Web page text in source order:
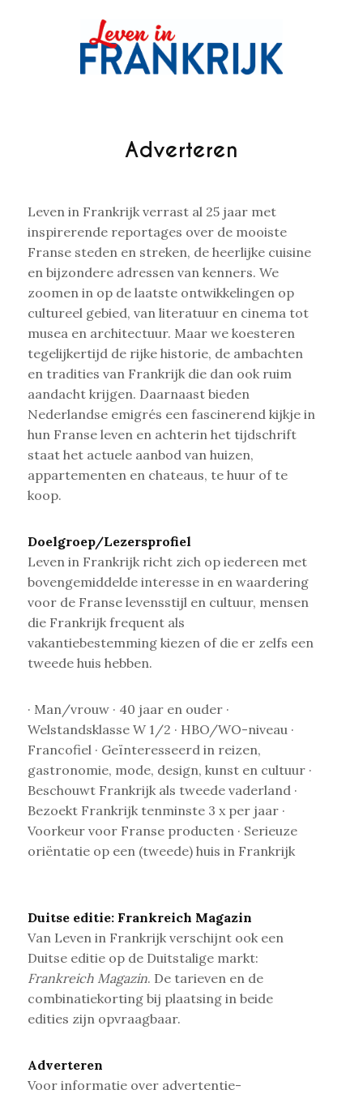
Adverteren
Leven in Frankrijk verrast al 25 jaar met
inspirerende reportages over de mooiste
Franse steden en streken, de heerlijke cuisine
en bijzondere adressen van kenners. We
zoomen in op de laatste ontwikkelingen op
cultureel gebied, van literatuur en cinema tot
musea en architectuur. Maar we koesteren
tegelijkertijd de rijke historie, de ambachten
en tradities van Frankrijk die dan ook ruim
aandacht krijgen. Daarnaast bieden
Nederlandse emigrés een fascinerend kijkje in
hun Franse leven en achterin het tijdschrift
staat het actuele aanbod van huizen,
appartementen en chateaus, te huur of te
koop.
Doelgroep/Lezersprofiel
Leven in Frankrijk richt zich op iedereen met
bovengemiddelde interesse in en waardering
voor de Franse levensstijl en cultuur, mensen
die Frankrijk frequent als
vakantiebestemming kiezen of die er zelfs een
tweede huis hebben.
· Man/vrouw · 40 jaar en ouder ·
Welstandsklasse W 1/2 · HBO/WO-niveau ·
Francofiel · Geïnteresseerd in reizen,
gastronomie, mode, design, kunst en cultuur ·
Beschouwt Frankrijk als tweede vaderland ·
Bezoekt Frankrijk tenminste 3 x per jaar ·
Voorkeur voor Franse producten · Serieuze
oriëntatie op een (tweede) huis in Frankrijk
Duitse editie: Frankreich Magazin
Van Leven in Frankrijk verschijnt ook een
Duitse editie op de Duitstalige markt:
Frankreich Magazin. De tarieven en de
combinatiekorting bij plaatsing in beide
edities zijn opvraagbaar.
Adverteren
Voor informatie over advertentie-